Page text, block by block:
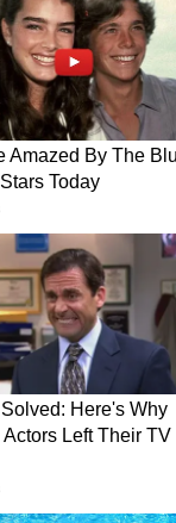
होती। उनके
स्वाभाविक कदम
जिम्मेदार राष्ट्र
और सुरक्षा
दुनिया भर के रक्षा
इस वर्ष करीब 45
ने अपेक्षाकृत
कार्यक्रम में
मंत्री से
है।